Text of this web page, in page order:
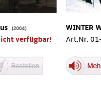
(2004)
verfügbar!
WINTER
Art.Nr.